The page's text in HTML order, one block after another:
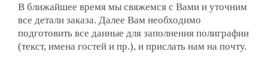
В ближайшее время мы свяжемся с Вами и уточним
все детали заказа. Далее Вам необходимо
подготовить все данные для заполнения полиграфии
(текст, имена гостей и пр.), и прислать нам на почту.